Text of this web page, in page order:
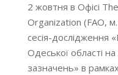
2 жовтня в Офісі
Organization (FAO,
сесія-дослідження
Одеської області
зазначень» в